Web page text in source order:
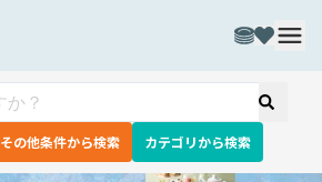
その他条件から検索 カテゴリから検索